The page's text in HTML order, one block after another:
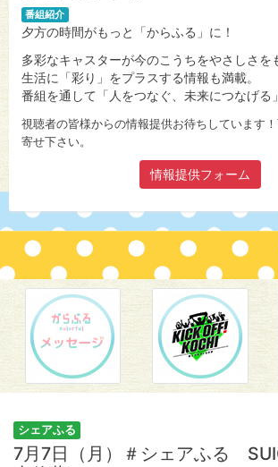
番組紹介
夕方の時間がもっと「からふる」に！
多彩なキャスターが今のこうちをやさしさを
生活に「彩り」をプラスする情報も満載。
番組を通して「人をつなぐ、未来につなげる
視聴者の皆様からの情報提供お待ちしています
寄せ下さい。
情報提供フォーム
シェアふる
7月7日（月）＃シェアふる